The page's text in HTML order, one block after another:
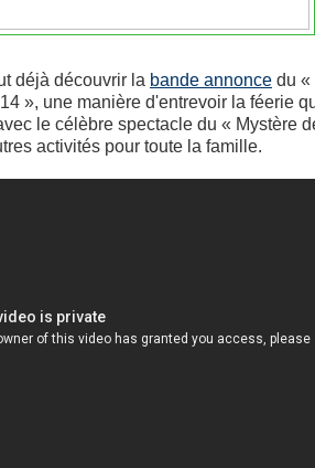
déjà découvrir la bande annoncedu «
», une manière d'entrevoir la féerie
le célèbre spectacle du « Mystère
activités pour toute la famille.